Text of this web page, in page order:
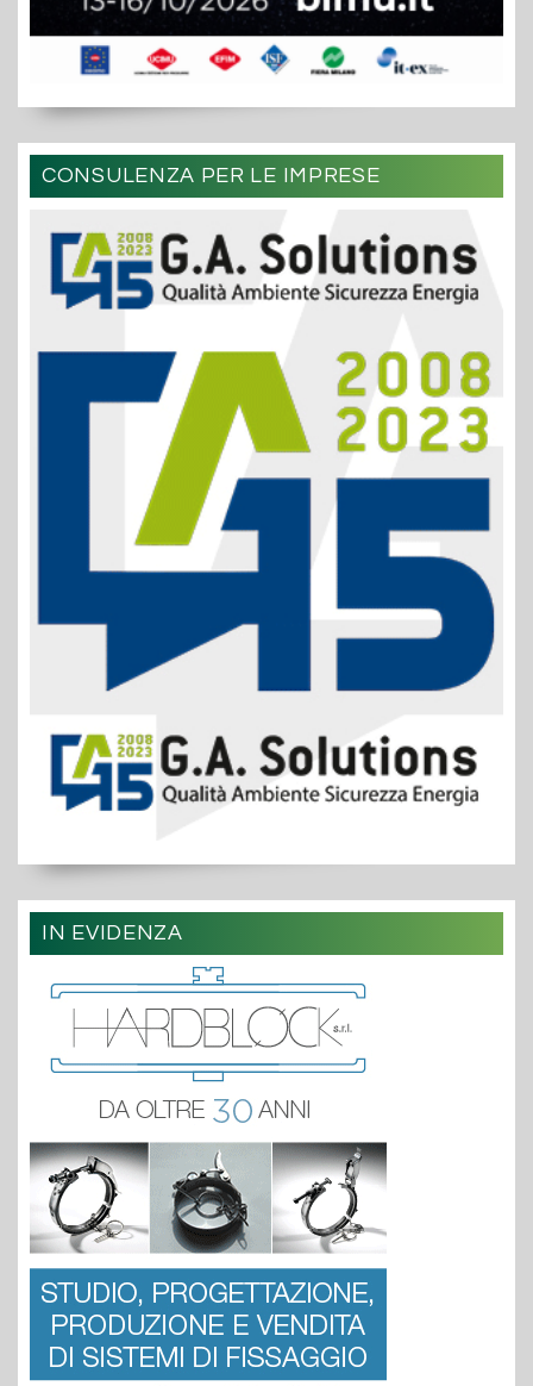
CONSULENZA PER LE IMPRESE
IN EVIDENZA